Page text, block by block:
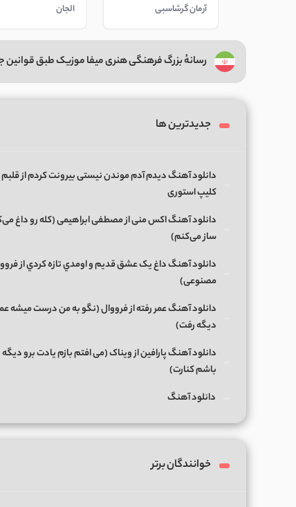
آرمان گرشاسبی الجان
رسانهٔ بزرگ فرهنگی هنری میفا موزیک طبق قوانین
جدیدترین ها
دانلود آهنگ دیدم آدم موندن نیستی بیرونت کردم از قلبم
کلیپ استوری
دانلود آهنگ اکس منی از مصطفی ابراهیمی (کله رو داغ
ساز می‌کنم)
دانلود آهنگ داغ يک عشق قديم و اومدي تازه کردي از
مصنوعی)
دانلود آهنگ عمر رفته از فرووال (نگو به من درست میشه
دیگه رفت)
دانلود آهنگ پارافین از ویناک (می افتم بازم یادت برو
باشم کنارت)
دانلود آهنگ
خوانندگان برتر